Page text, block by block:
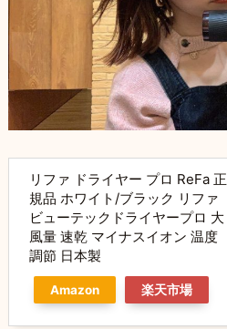
リファ ドライヤー プロ ReFa 正
規品 ホワイト/ブラック リファ
ビューテックドライヤープロ 大
風量 速乾 マイナスイオン 温度
調節 日本製
Amazon 楽天市場